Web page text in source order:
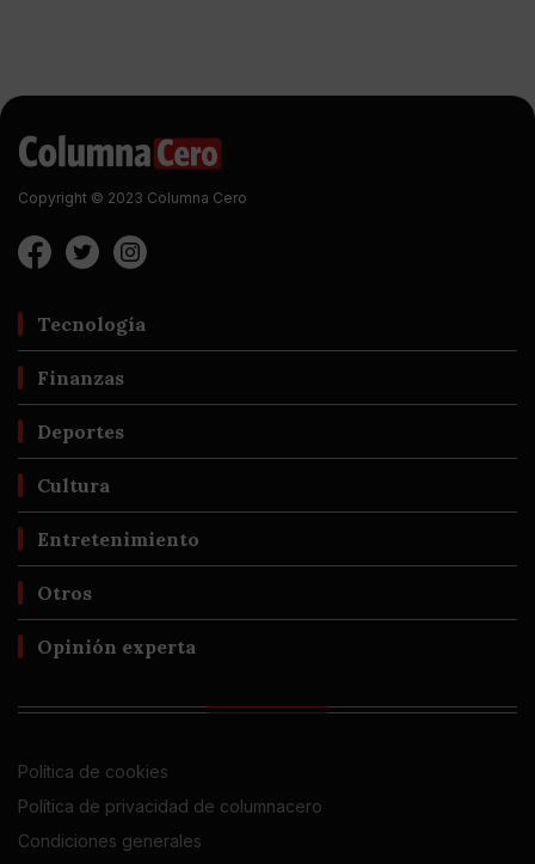
Copyright © 2023 Columna Cero
Tecnología
Finanzas
Deportes
Cultura
Entretenimiento
Otros
Opinión experta
Política de cookies
Política de privacidad de columnacero
Condiciones generales